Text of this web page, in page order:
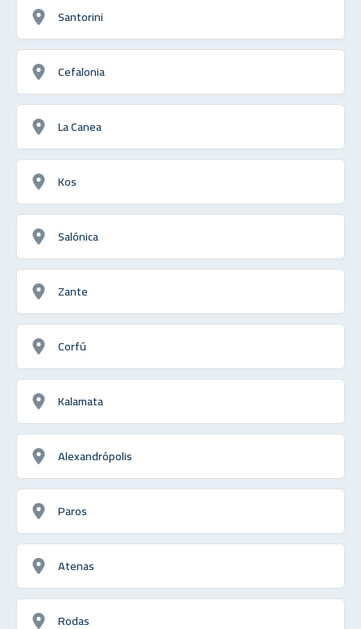
Santorini
Cefalonia
La Canea
Kos
Salónica
Zante
Corfú
Kalamata
Alexandrópolis
Paros
Atenas
Rodas